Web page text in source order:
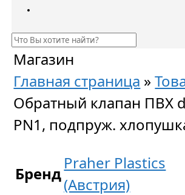
Магазин
Главная страница »
Обратный клапан ПВХ
PN1, подпруж.
Бренд
Praher Plastics
(Австрия)